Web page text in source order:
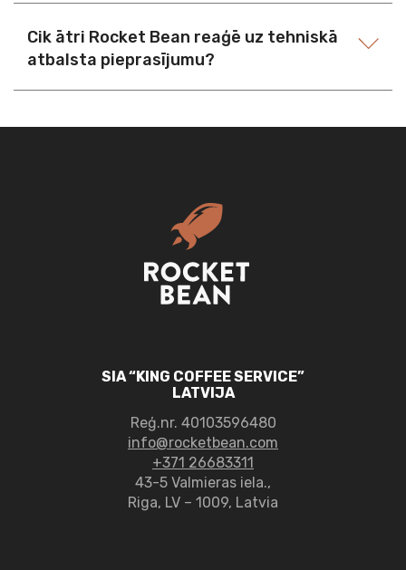
Cik ātri Rocket Bean reaģē uz tehniskā
atbalsta pieprasījumu?
SIA “KING COFFEE SERVICE”
LATVIJA
Reģ.nr. 40103596480
info@rocketbean.com
+371 26683311
43-5 Valmieras iela.,
Riga, LV – 1009, Latvia